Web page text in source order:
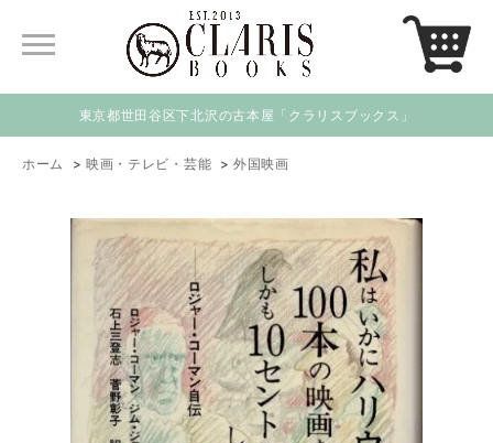
東京都世田谷区下北沢の古本屋「クラリスブックス」
ホーム > 映画・テレビ・芸能 >外国映画